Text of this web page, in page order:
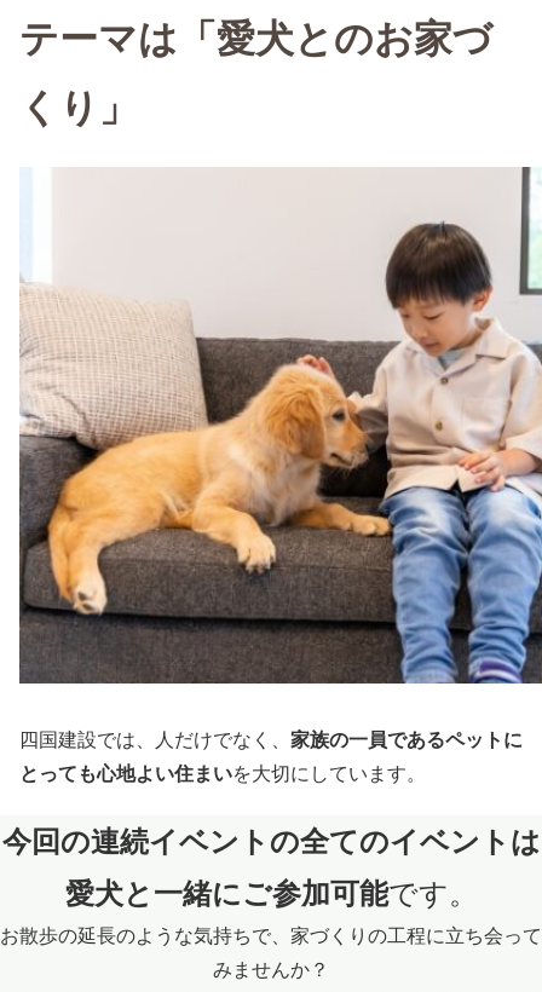
テーマは「愛犬とのお家づ
くり」
四国建設では、人だけでなく、 家族の一員であるペットに
とっても心地よい住まいを大切にしています。
今回の連続イベントの全てのイベントは
愛犬と一緒にご参加可能です。
お散歩の延長のような気持ちで、家づくりの工程に立ち会って
みませんか？